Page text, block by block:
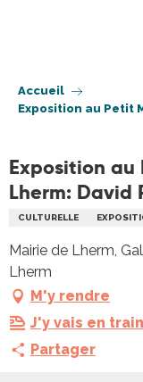
Accueil
Exposition au Petit
Exposition au
Lherm: David
CULTURELLE
Mairie de Lherm,
Lherm
M'y rendre
J'y vais en
Partager